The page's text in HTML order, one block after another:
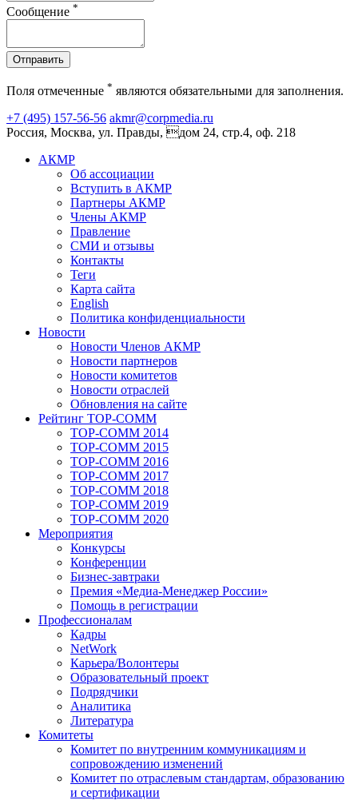
Сообщение *
Отправить
Поля отмеченные * являются обязательными для заполнения.
+7 (495) 157-56-56 akmr@corpmedia.ru
Россия, Москва, ул. Правды, дом 24, стр.4, оф. 218
АКМР
Об ассоциации
Вступить в АКМР
Партнеры АКМР
Члены АКМР
Правление
СМИ и отзывы
Контакты
Теги
Карта сайта
English
Политика конфиденциальности
Новости
Новости Членов АКМР
Новости партнеров
Новости комитетов
Новости отраслей
Обновления на сайте
Рейтинг TOP-COMM
TOP-COMM 2014
TOP-COMM 2015
TOP-COMM 2016
TOP-COMM 2017
TOP-COMM 2018
TOP-COMM 2019
TOP-COMM 2020
Мероприятия
Конкурсы
Конференции
Бизнес-завтраки
Премия «Медиа-Менеджер России»
Помощь в регистрации
Профессионалам
Кадры
NetWork
Карьера/Волонтеры
Образовательный проект
Подрядчики
Аналитика
Литература
Комитеты
Комитет по внутренним коммуникациям и
сопровождению изменений
Комитет по отраслевым стандартам, образованию
и сертификации